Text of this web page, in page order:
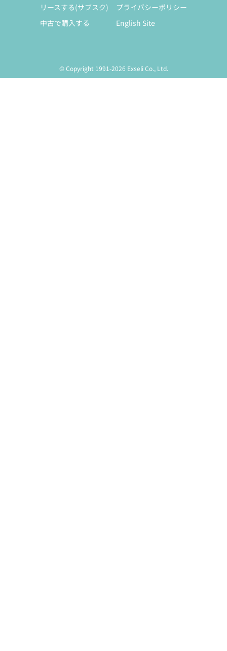
リースする(サブスク)
中古で購入する
プライバシーポリシー
English Site
© Copyright 1991-2026 Exseli Co., Ltd.